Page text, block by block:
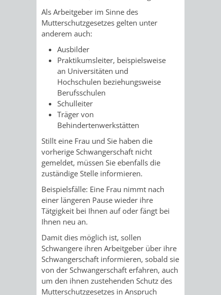
HILFE
MENSCHEN
MIT
BEHINDERUNG
MENSCHEN
MIT
DEMENZ
MIGRANTEN
FLÜCHTLINGE
BAUHERREN
BAUHERRENBERATUNG
GRUNDSTÜCKSWERTERMITTLUNG
DENKMALSCHUTZ
AUFGABEN
DER
UNTEREN
DENKMALSCHUTZBEHÖRDE
STEUERVORTEILE
SATZUNGEN
BEREICH
DENKMALSCHUTZ
GENEHMIGUNGSVERFAHREN
TAG
VERKAUF
STÄDTISCHER
BAUPLÄTZE
VERKAUF
STÄDTISCHER
HÄUSER
/
BERATUNGSERGEBNISSE
TAGESORDNUNG
SITZUNGSUNTERLAGEN
UMLEGUNGSAUSSCHUSS
BERATENDE
RATHAUS
BÜRGERMEISTER
DEZERNATE
ÄMTER
FÜR
BAURECHT
FÜR
BILDUNG
Als Arbeitgeber im Sinne des
Mutterschutzgesetzes gelten unter
anderem auch:
Ausbilder
Praktikumsleiter, beispielsweise
an Universitäten und
Hochschulen beziehungsweise
Berufsschulen
Schulleiter
Träger von
Behindertenwerkstätten
Stillt eine Frau und Sie haben die
vorherige Schwangerschaft nicht
gemeldet, müssen Sie ebenfalls die
zuständige Stelle informieren.
Beispielsfälle: Eine Frau nimmt nach
einer längeren Pause wieder ihre
Tätgigkeit bei Ihnen auf oder fängt bei
Ihnen neu an.
Damit dies möglich ist, sollen
Schwangere ihren Arbeitgeber über ihre
Schwangerschaft informieren, sobald sie
von der Schwangerschaft erfahren, auch
um den ihnen zustehenden Schutz des
Mutterschutzgesetzes in Anspruch